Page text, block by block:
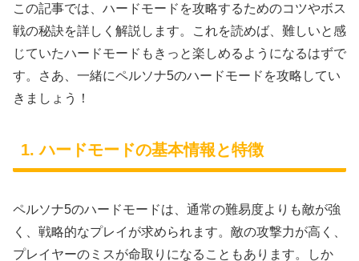
この記事では、ハードモードを攻略するためのコツやボス
戦の秘訣を詳しく解説します。これを読めば、難しいと感
じていたハードモードもきっと楽しめるようになるはずで
す。さあ、一緒にペルソナ5のハードモードを攻略してい
きましょう！
1. ハードモードの基本情報と特徴
ペルソナ5のハードモードは、通常の難易度よりも敵が強
く、戦略的なプレイが求められます。敵の攻撃力が高く、
プレイヤーのミスが命取りになることもあります。しか